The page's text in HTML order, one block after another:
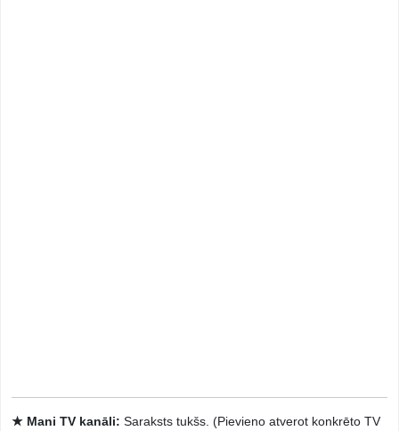
★ Mani TV kanāli: Saraksts tukšs. (Pievieno atverot konkrēto TV